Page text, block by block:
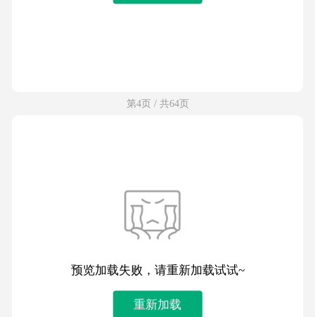
第4页 / 共64页
预览加载失败，请重新加载试试~
重新加载